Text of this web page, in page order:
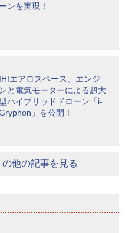
ーンを実現！
IHIエアロスペース、エンジ
ンと電気モーターによる超大
ハイブリッドドローン「i-
」を公開！
の他の記事を見る